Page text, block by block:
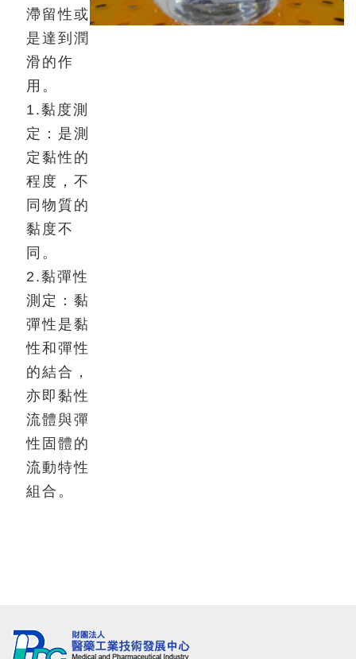
滯留性或
是達到潤
滑的作
用。
1.黏度測
定：是測
定黏性的
程度，不
同物質的
黏度不
同。
2.黏彈性
測定：黏
彈性是黏
性和彈性
的結合，
亦即黏性
流體與彈
性固體的
流動特性
組合。